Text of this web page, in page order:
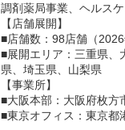
調剤薬局事業、ヘルス
【店舗展開】
■店舗数：98店舗（2026
■展開エリア：三重県、
県、埼玉県、山梨県
【事業所】
■大阪本部：大阪府枚
■東京オフィス：東京